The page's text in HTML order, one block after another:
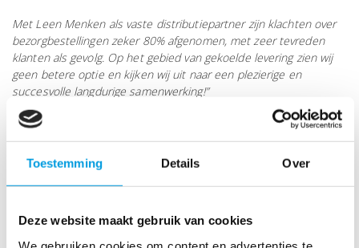
Toestemming Details Over
Deze website maakt gebruik van cookies
Met Leen Menken als vaste distributiepartner zijn klachten over
bezorgbestellingen zeker 80% afgenomen, met zeer tevreden
klanten als gevolg. Op het gebied van gekoelde levering zien wij
geen betere optie en kijken wij uit naar een plezierige en
succesvolle langdurige samenwerking!”
Kippie〉